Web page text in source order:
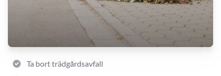
Ta bort trädgårdsavfall